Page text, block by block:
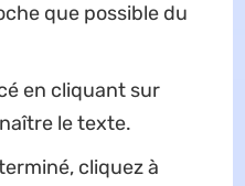
que possible du
en cliquant sur
le texte.
cliquez à